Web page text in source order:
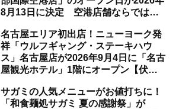
8月13日に決定 空港店舗ならではの
名古屋エリア初出店！ニューヨーク発
祥「ウルフギャング・ステーキハウ
ス」名古屋店が2026年9月4日に「名古
屋観光ホテル」1階にオープン【伏
サガミの人気メニューがお値打ちに！
「和食麺処サガミ 夏の感謝祭」が